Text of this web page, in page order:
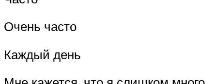
Очень часто
Каждый день